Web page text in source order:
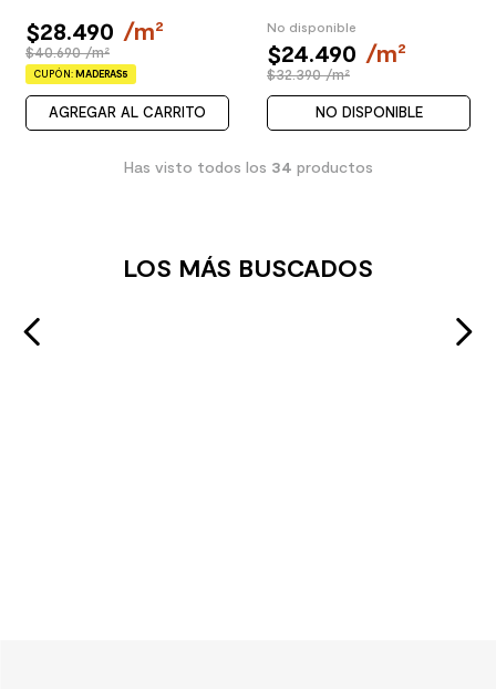
$28.490 /m²
$40.690 /m²
CUPÓN:MADERAS5
AGREGAR AL CARRITO
No disponible
$24.490 /m²
$32.390 /m²
NO DISPONIBLE
Has visto todos los 34 productos
LOS MÁS BUSCADOS